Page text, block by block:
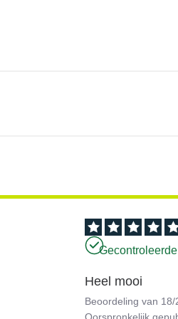
Heel mooi
Beoordeling van 18/
Oorspronkelijk